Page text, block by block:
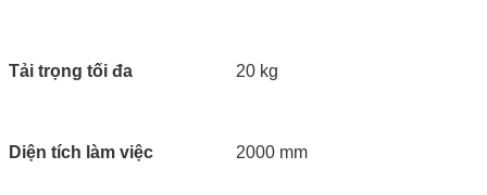
Tải trọng tối đa 20 kg
Diện tích làm việc 2000 mm